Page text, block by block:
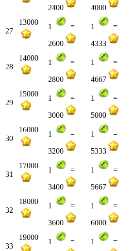
2400 4000
27
13000
1 =
2600
1 =
4333
28
14000
1 =
2800
1 =
4667
29
15000
1 =
3000
1 =
5000
30
16000
1 =
3200
1 =
5333
31
17000
1 =
3400
1 =
5667
32
18000
1 =
3600
1 =
6000
33
19000
1 = 1 =